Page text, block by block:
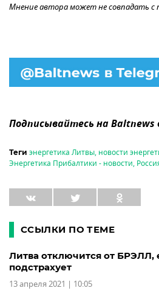
Мнение автора может не совпадать с
Подписывайтесь на Baltnews
Теги энергетика Литвы, новости
Энергетика Прибалтики - новости,
ССЫЛКИ ПО ТЕМЕ
Литва отключится от БРЭЛЛ,
подстрахует
13 апреля 2021 | 10:05